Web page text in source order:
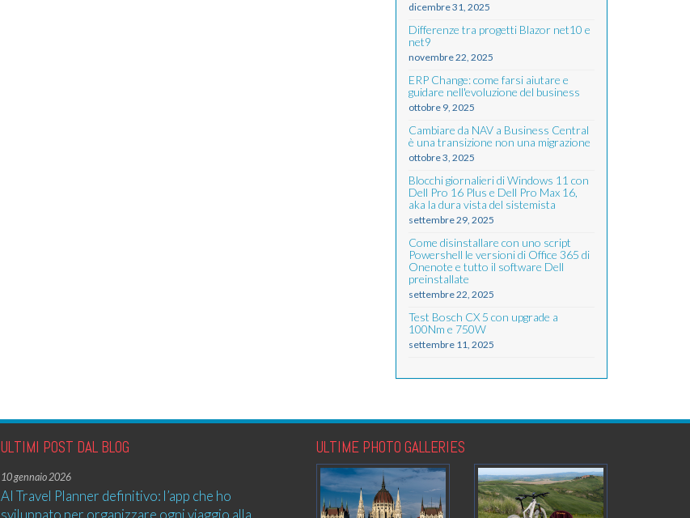
dicembre 31, 2025
Differenze tra progetti Blazor net10 e
net9
novembre 22, 2025
ERP Change: come farsi aiutare e
guidare nell'evoluzione del business
ottobre 9, 2025
Cambiare da NAV a Business Central
è una transizione non una migrazione
ottobre 3, 2025
Blocchi giornalieri di Windows 11 con
Dell Pro 16 Plus e Dell Pro Max 16,
aka la dura vista del sistemista
settembre 29, 2025
Come disinstallare con uno script
Powershell le versioni di Office 365 di
Onenote e tutto il software Dell
preinstallate
settembre 22, 2025
Test Bosch CX 5 con upgrade a
100Nm e 750W
settembre 11, 2025
ULTIMI POST DAL BLOG
10 gennaio 2026
AI Travel Planner definitivo: l’app che ho
sviluppato per organizzare ogni viaggio alla
ULTIME PHOTO GALLERIES